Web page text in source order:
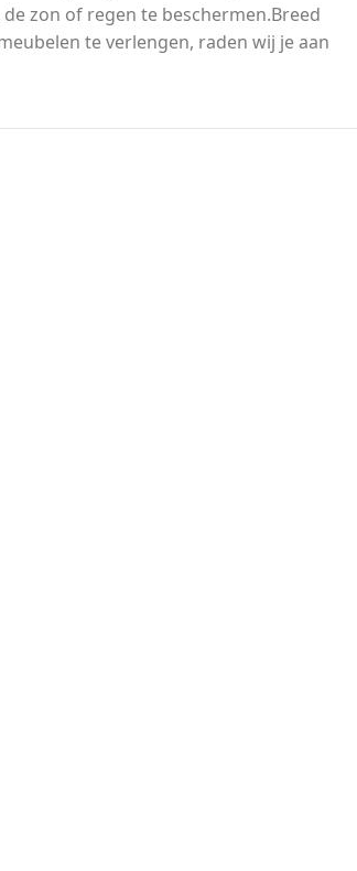
zon of regen te beschermen.Breed
te verlengen, raden wij je aan